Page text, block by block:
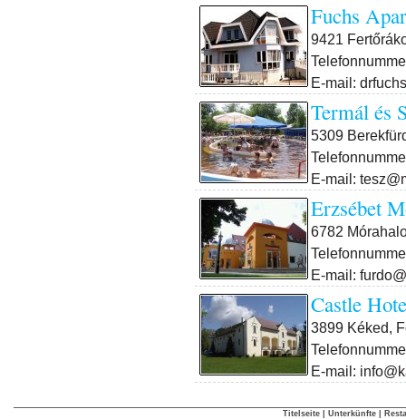
Fuchs
9421
E-mail:
Termál és
5309
E-mail:
Erzsébet
6782
E-mail:
Castle
3899 Kéked,
E-mail:
Titelseite Unterkünfte